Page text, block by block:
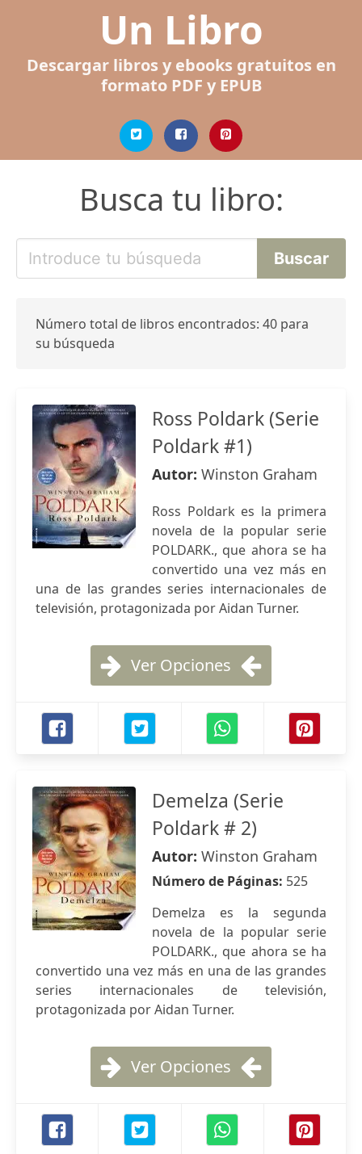
Un Libro
Descargar libros y ebooks gratuitos en
formato PDF y EPUB
Busca tu libro:
Número total de libros encontrados: 40 para
su búsqueda
Ross Poldark (Serie
Poldark #1)
Autor: Winston Graham
Ross Poldark es la primera
novela de la popular serie
POLDARK., que ahora se ha
convertido una vez más en
una de las grandes series internacionales de
televisión, protagonizada por Aidan Turner.
Ver Opciones
Demelza (Serie
Poldark # 2)
Autor: Winston Graham
Número de Páginas: 525
Demelza es la segunda
novela de la popular serie
POLDARK., que ahora se ha
convertido una vez más en una de las grandes
series internacionales de televisión,
protagonizada por Aidan Turner.
Ver Opciones